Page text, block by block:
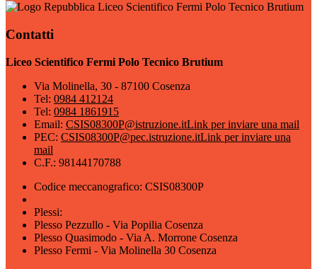
Liceo Scientifico Fermi Polo Tecnico Brutium
Contatti
Liceo Scientifico Fermi Polo Tecnico Brutium
Via Molinella, 30 - 87100 Cosenza
Tel: 0984 412124
Tel: 0984 1861915
Email: CSIS08300P@istruzione.itLink per inviare una mail
PEC: CSIS08300P@pec.istruzione.itLink per inviare una
mail
C.F.: 98144170788
Codice meccanografico: CSIS08300P
Plessi:
Plesso Pezzullo - Via Popilia Cosenza
Plesso Quasimodo - Via A. Morrone Cosenza
Plesso Fermi - Via Molinella 30 Cosenza